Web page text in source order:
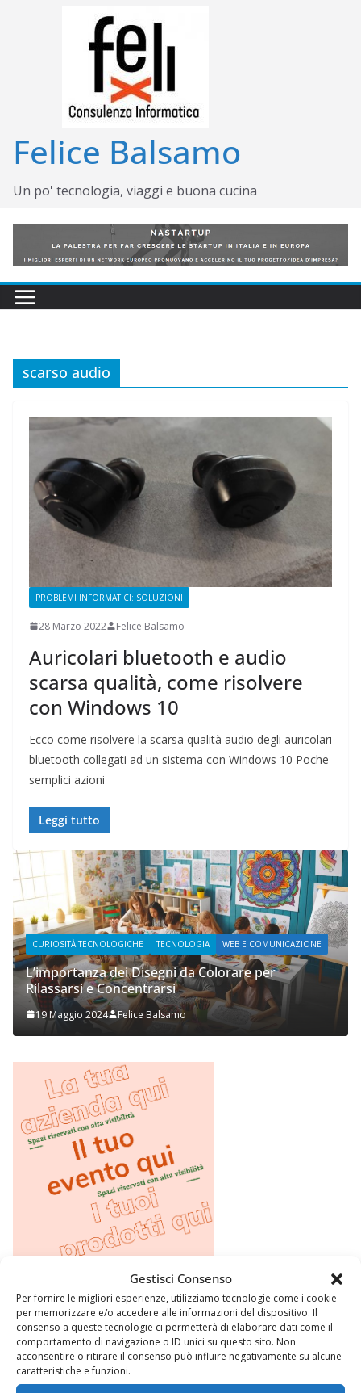
Gestisci Consenso
Per fornire le migliori esperienze, utilizziamo tecnologie come i cookie
per memorizzare e/o accedere alle informazioni del dispositivo. Il
consenso a queste tecnologie ci permetterà di elaborare dati come il
comportamento di navigazione o ID unici su questo sito. Non
acconsentire o ritirare il consenso può influire negativamente su alcune
caratteristiche e funzioni.
Felice Balsamo
Un po' tecnologia, viaggi e buona cucina
scarso audio
PROBLEMI INFORMATICI: SOLUZIONI
28 Marzo 2022 Felice Balsamo
Auricolari bluetooth e audio
scarsa qualità, come risolvere
con Windows 10
Ecco come risolvere la scarsa qualità audio degli auricolari
bluetooth collegati ad un sistema con Windows 10 Poche
semplici azioni
Leggi tutto
TECNOLOGICHE TECNOLOGIA WEB E COMUNICAZIONE
dei Disegni da Colorare per
e Concentrarsi
Maggio 2024 Felice Balsamo
WEB E
2